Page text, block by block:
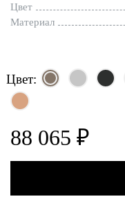
Цвет
Материал
Цвет:
88 065 ₽